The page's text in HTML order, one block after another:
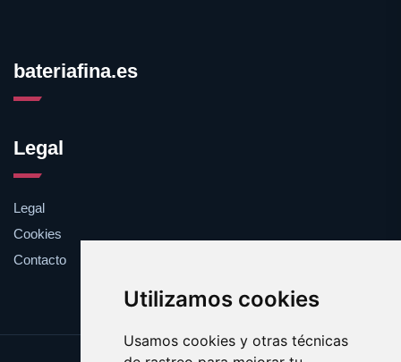
Utilizamos cookies
Usamos cookies y otras técnicas
bateriafina.es
Legal
Legal
Cookies
Contacto